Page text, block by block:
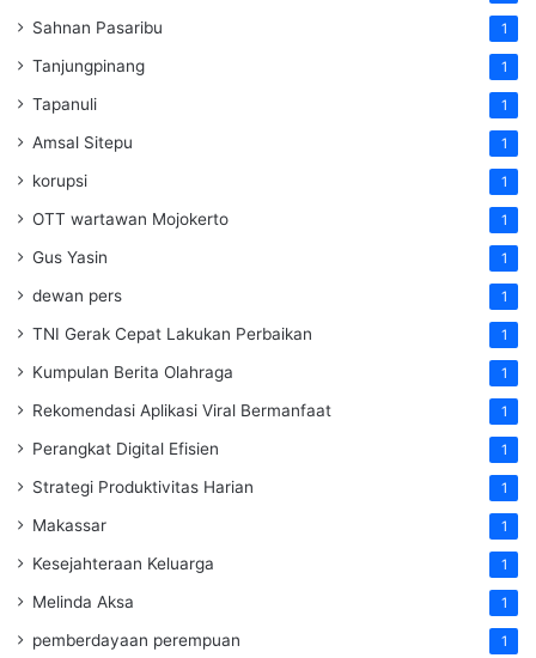
Sahnan Pasaribu 1
Tanjungpinang 1
Tapanuli 1
Amsal Sitepu 1
korupsi 1
OTT wartawan Mojokerto 1
Gus Yasin 1
dewan pers 1
TNI Gerak Cepat Lakukan Perbaikan 1
Kumpulan Berita Olahraga 1
Rekomendasi Aplikasi Viral Bermanfaat 1
Perangkat Digital Efisien 1
Strategi Produktivitas Harian 1
Makassar 1
Kesejahteraan Keluarga 1
Melinda Aksa 1
pemberdayaan perempuan 1